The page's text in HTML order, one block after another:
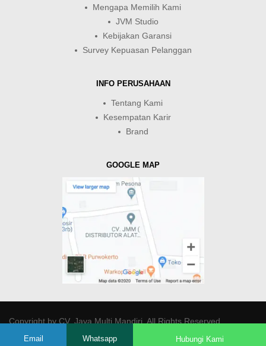
Mengapa Memilih Kami
JVM Studio
Kebijakan Garansi
Survey Kepuasan Pelanggan
INFO PERUSAHAAN
Tentang Kami
Kesempatan Karir
Brand
GOOGLE MAP
Copyright byCV. Java Multi Mandiri. All Rights Reserved.
Email Whatsapp Hubungi Kami